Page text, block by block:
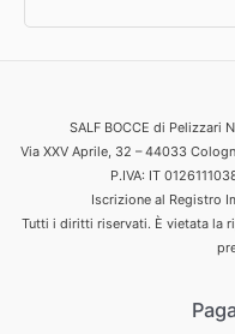
SALF BOCCE di Pelizzari
Via XXV Aprile, 32 – 44033
P.IVA: IT
Iscrizione al Registro
Tutti i diritti riservati. È vietata la